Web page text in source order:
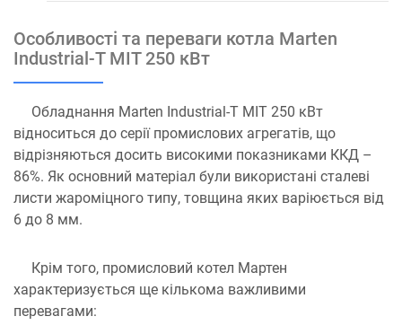
Особливості та переваги котла Marten
Industrial-T MIT 250 кВт
Обладнання Marten Industrial-T MIT 250 кВт
відноситься до серії промислових агрегатів, що
відрізняються досить високими показниками ККД –
86%. Як основний матеріал були використані сталеві
листи жароміцного типу, товщина яких варіюється від
6 до 8 мм.
Крім того, промисловий котел Мартен
характеризується ще кількома важливими
перевагами: